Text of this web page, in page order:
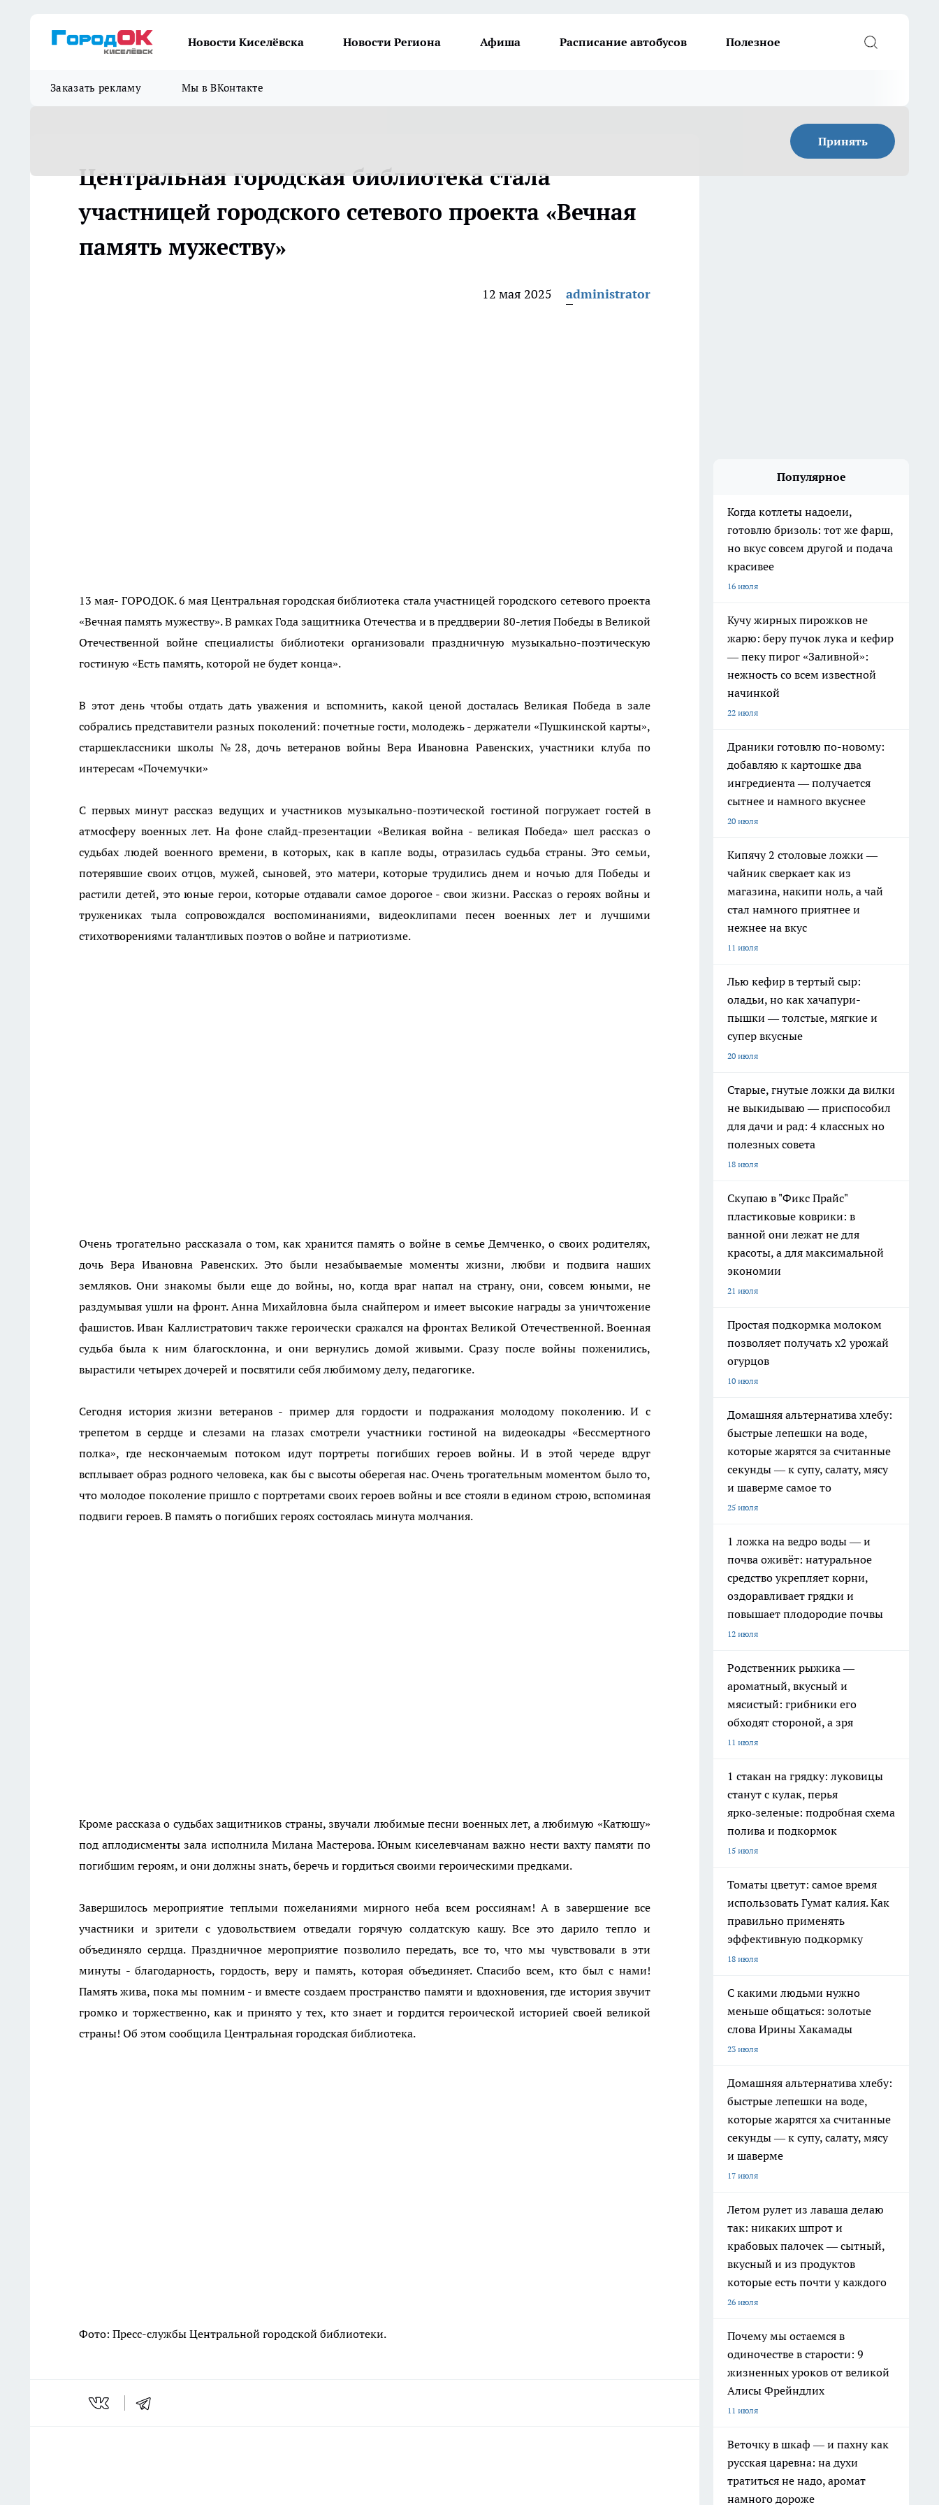
Новости Киселёвска Новости Региона Афиша Расписание автобусов Полезное
Заказать рекламу Мы в ВКонтакте
Принять
Центральная городская библиотека стала
участницей городского сетевого проекта «Вечная
память мужеству»
12 мая 2025 administrator
13 мая- ГОРОДОК. 6 мая Центральная городская библиотека стала участницей городского сетевого проекта
«Вечная память мужеству». В рамках Года защитника Отечества и в преддверии 80-летия Победы в Великой
Отечественной войне специалисты библиотеки организовали праздничную музыкально-поэтическую
гостиную «Есть память, которой не будет конца».
В этот день чтобы отдать дать уважения и вспомнить, какой ценой досталась Великая Победа в зале
собрались представители разных поколений: почетные гости, молодежь - держатели «Пушкинской карты»,
старшеклассники школы №28, дочь ветеранов войны Вера Ивановна Равенских, участники клуба по
интересам «Почемучки»
С первых минут рассказ ведущих и участников музыкально-поэтической гостиной погружает гостей в
атмосферу военных лет. На фоне слайд-презентации «Великая война - великая Победа» шел рассказ о
судьбах людей военного времени, в которых, как в капле воды, отразилась судьба страны. Это семьи,
потерявшие своих отцов, мужей, сыновей, это матери, которые трудились днем и ночью для Победы и
растили детей, это юные герои, которые отдавали самое дорогое - свои жизни. Рассказ о героях войны и
тружениках тыла сопровождался воспоминаниями, видеоклипами песен военных лет и лучшими
стихотворениями талантливых поэтов о войне и патриотизме.
Очень трогательно рассказала о том, как хранится память о войне в семье Демченко, о своих родителях,
дочь Вера Ивановна Равенских. Это были незабываемые моменты жизни, любви и подвига наших
земляков. Они знакомы были еще до войны, но, когда враг напал на страну, они, совсем юными, не
раздумывая ушли на фронт. Анна Михайловна была снайпером и имеет высокие награды за уничтожение
фашистов. Иван Каллистратович также героически сражался на фронтах Великой Отечественной. Военная
судьба была к ним благосклонна, и они вернулись домой живыми. Сразу после войны поженились,
вырастили четырех дочерей и посвятили себя любимому делу, педагогике.
Сегодня история жизни ветеранов - пример для гордости и подражания молодому поколению. И с
трепетом в сердце и слезами на глазах смотрели участники гостиной на видеокадры «Бессмертного
полка», где нескончаемым потоком идут портреты погибших героев войны. И в этой череде вдруг
всплывает образ родного человека, как бы с высоты оберегая нас. Очень трогательным моментом было то,
что молодое поколение пришло с портретами своих героев войны и все стояли в едином строю, вспоминая
подвиги героев. В память о погибших героях состоялась минута молчания.
Кроме рассказа о судьбах защитников страны, звучали любимые песни военных лет, а любимую «Катюшу»
под аплодисменты зала исполнила Милана Мастерова. Юным киселевчанам важно нести вахту памяти по
погибшим героям, и они должны знать, беречь и гордиться своими героическими предками.
Завершилось мероприятие теплыми пожеланиями мирного неба всем россиянам! А в завершение все
участники и зрители с удовольствием отведали горячую солдатскую кашу. Все это дарило тепло и
объединяло сердца. Праздничное мероприятие позволило передать, все то, что мы чувствовали в эти
минуты - благодарность, гордость, веру и память, которая объединяет. Спасибо всем, кто был с нами!
Память жива, пока мы помним - и вместе создаем пространство памяти и вдохновения, где история звучит
громко и торжественно, как и принято у тех, кто знает и гордится героической историей своей великой
страны! Об этом сообщила Центральная городская библиотека.
Фото: Пресс-службы Центральной городской библиотеки.
Популярное
Когда котлеты надоели,
готовлю бризоль: тот же фарш,
но вкус совсем другой и подача
красивее
16 июля
Кучу жирных пирожков не
жарю: беру пучок лука и кефир
— пеку пирог «Заливной»:
нежность со всем известной
начинкой
22 июля
Драники готовлю по-новому:
добавляю к картошке два
ингредиента — получается
сытнее и намного вкуснее
20 июля
Кипячу 2 столовые ложки —
чайник сверкает как из
магазина, накипи ноль, а чай
стал намного приятнее и
нежнее на вкус
11 июля
Лью кефир в тертый сыр:
оладьи, но как хачапури-
пышки — толстые, мягкие и
супер вкусные
20 июля
Старые, гнутые ложки да вилки
не выкидываю — приспособил
для дачи и рад: 4 классных но
полезных совета
18 июля
Скупаю в "Фикс Прайс"
пластиковые коврики: в
ванной они лежат не для
красоты, а для максимальной
экономии
21 июля
Простая подкормка молоком
позволяет получать х2 урожай
огурцов
10 июля
Домашняя альтернатива хлебу:
быстрые лепешки на воде,
которые жарятся за считанные
секунды — к супу, салату, мясу
и шаверме самое то
25 июля
1 ложка на ведро воды — и
почва оживёт: натуральное
средство укрепляет корни,
оздоравливает грядки и
повышает плодородие почвы
12 июля
Родственник рыжика —
ароматный, вкусный и
мясистый: грибники его
обходят стороной, а зря
11 июля
1 стакан на грядку: луковицы
станут с кулак, перья
ярко‑зеленые: подробная схема
полива и подкормок
15 июля
Томаты цветут: самое время
использовать Гумат калия. Как
правильно применять
эффективную подкормку
18 июля
С какими людьми нужно
меньше общаться: золотые
слова Ирины Хакамады
23 июля
Домашняя альтернатива хлебу:
быстрые лепешки на воде,
которые жарятся ха считанные
секунды — к супу, салату, мясу
и шаверме
17 июля
Летом рулет из лаваша делаю
так: никаких шпрот и
крабовых палочек — сытный,
вкусный и из продуктов
которые есть почти у каждого
26 июля
Почему мы остаемся в
одиночестве в старости: 9
жизненных уроков от великой
Алисы Фрейндлих
11 июля
Веточку в шкаф — и пахну как
русская царевна: на духи
тратиться не надо, аромат
намного дороже